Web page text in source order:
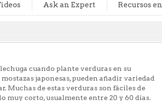
Ask an Expert Recursos
cuando plante verduras en su
japonesas, pueden añadir variedad
Muchas de estas verduras son fáciles de
muy corto, usualmente entre 20 y 60 días.